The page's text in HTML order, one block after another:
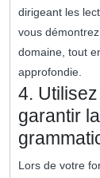
dirigeant les
vous
domaine, tout
approfondie.
4.
garantir
Lors de votre